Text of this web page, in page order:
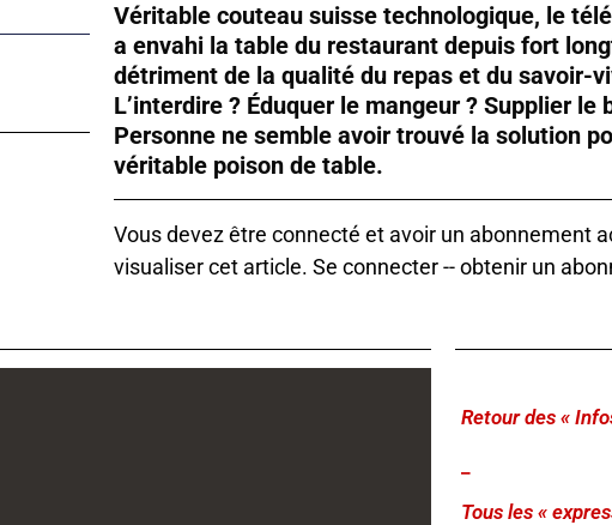
Véritable couteau suisse technologique, le
a envahi la table du restaurant depuis fort
détriment de la qualité du repas et du savoir-
L’interdire ? Éduquer le mangeur ? Supplier le
Personne ne semble avoir trouvé la solution
véritable poison de table.
Vous devez être connecté et avoir un abonnement
visualiser cet article. Se connecter--obtenir un
Retour des «
Tous les «